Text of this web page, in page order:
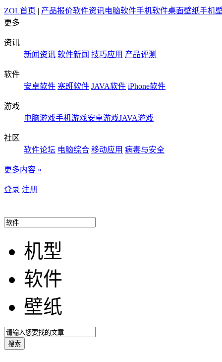
ZOL首页 | 产品报价软件资讯电脑软件手机软件桌面壁纸手机
更多
资讯
新闻资讯 软件新闻 技巧应用 产品评测
软件
安卓软件 塞班软件 JAVA软件 iPhone软件
游戏
电脑游戏手机游戏安卓游戏JAVA游戏
社区
软件论坛 电脑综合 移动应用 病毒与安全
更多内容 »
登录 注册
机型
软件
壁纸